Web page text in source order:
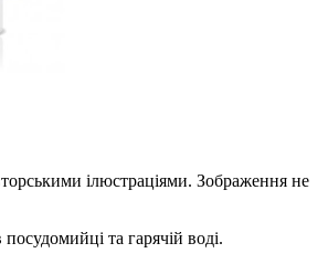
ілюстраціями. Зображення не
та гарячій воді.